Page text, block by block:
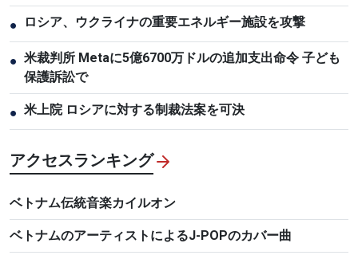
● ロシア、ウクライナの重要エネルギー施設を攻撃
● 米裁判所 Metaに5億6700万ドルの追加支出命令 子ども
保護訴訟で
● 米上院 ロシアに対する制裁法案を可決
アクセスランキング
ベトナム伝統音楽カイルオン
ベトナムのアーティストによるJ-POPのカバー曲